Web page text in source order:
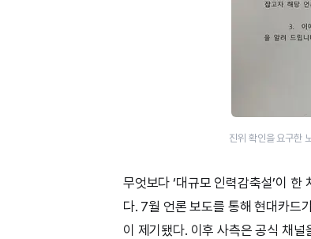
진위 확인을 요구한
무엇보다 ‘대규모 인력감축설’이
다. 7월 언론 보도를 통해 현대카드
이 제기됐다. 이후 사측은 공식 채